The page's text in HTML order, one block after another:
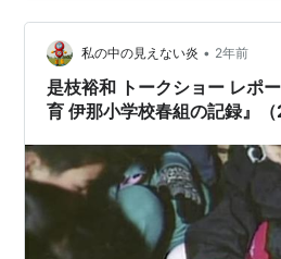
私の中の見えない炎 • 2年前
是枝裕和 トークショー レポ
育 伊那小学校春組の記録』（